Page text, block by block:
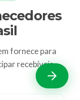
fornece para
recebíveis.